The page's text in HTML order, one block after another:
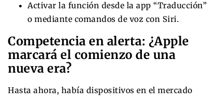
Activar la función desde la app “Traducción”
o mediante comandos de voz con Siri.
Competencia en alerta: ¿Apple
marcará el comienzo de una
nueva era?
Hasta ahora, había dispositivos en el mercado